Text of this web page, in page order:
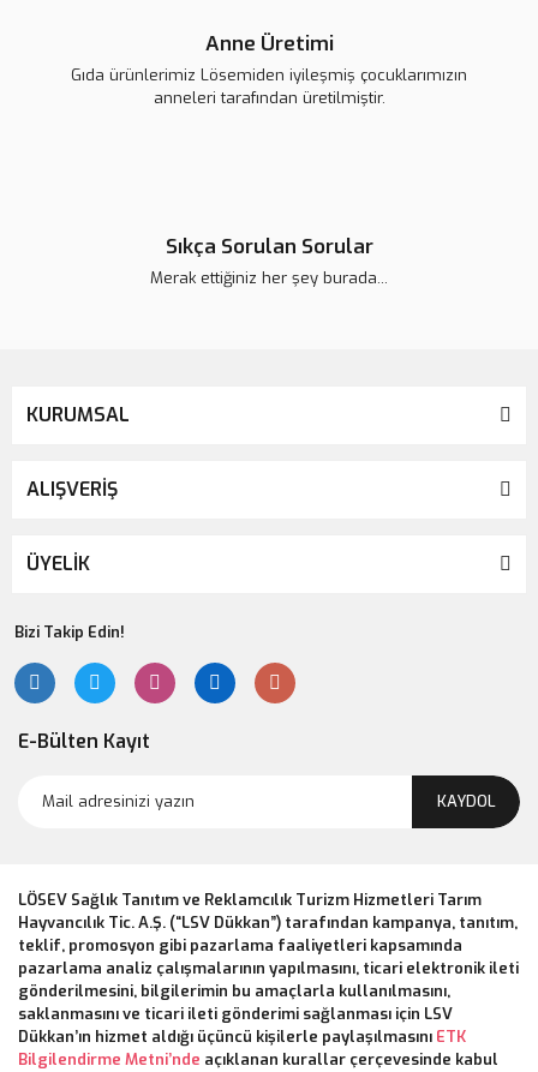
Anne Üretimi
Gıda ürünlerimiz Lösemiden iyileşmiş çocuklarımızın
anneleri tarafından üretilmiştir.
Sıkça Sorulan Sorular
Merak ettiğiniz her şey burada...
KURUMSAL
ALIŞVERİŞ
ÜYELİK
Bizi Takip Edin!
E-Bülten Kayıt
KAYDOL
LÖSEV Sağlık Tanıtım ve Reklamcılık Turizm Hizmetleri Tarım
Hayvancılık Tic. A.Ş. (“LSV Dükkan”) tarafından kampanya, tanıtım,
teklif, promosyon gibi pazarlama faaliyetleri kapsamında
pazarlama analiz çalışmalarının yapılmasını, ticari elektronik ileti
gönderilmesini, bilgilerimin bu amaçlarla kullanılmasını,
saklanmasını ve ticari ileti gönderimi sağlanması için LSV
Dükkan’ın hizmet aldığı üçüncü kişilerle paylaşılmasını ETK
Bilgilendirme Metni’nde açıklanan kurallar çerçevesinde kabul